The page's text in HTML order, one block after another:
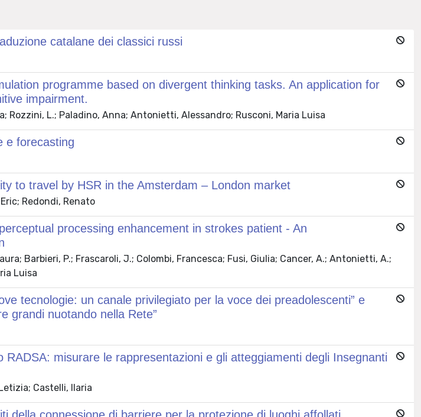
catalane dei classici russi
programme based on divergent thinking tasks. An application for
impairment.
Rozzini, L.; Paladino, Anna; Antonietti, Alessandro; Rusconi, Maria Luisa
e forecasting
to travel by HSR in the Amsterdam – London market
Redondi, Renato
processing enhancement in strokes patient - An
Barbieri, P.; Frascaroli, J.; Colombi, Francesca; Fusi, Giulia; Cancer, A.; Antonietti, A.;
Luisa
tecnologie: un canale privilegiato per la voce dei preadolescenti” e
grandi nuotando nella Rete”
RADSA: misurare le rappresentazioni e gli atteggiamenti degli Insegnanti
Castelli, Ilaria
della connessione di barriere per la protezione di luoghi affollati